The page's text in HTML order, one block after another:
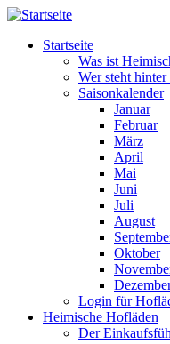
Direkt zum Inhalt
Startseite
Was ist
Wer steht
Saisonkalender
Januar
Februar
März
April
Mai
Juni
Juli
August
Oktober
Login für
Heimische Hofläden
Der